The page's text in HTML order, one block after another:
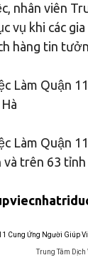
nhân viên
vụ khi các
hàng tin
Làm Quận
Làm Quận
và trên 63
Trung Tâm